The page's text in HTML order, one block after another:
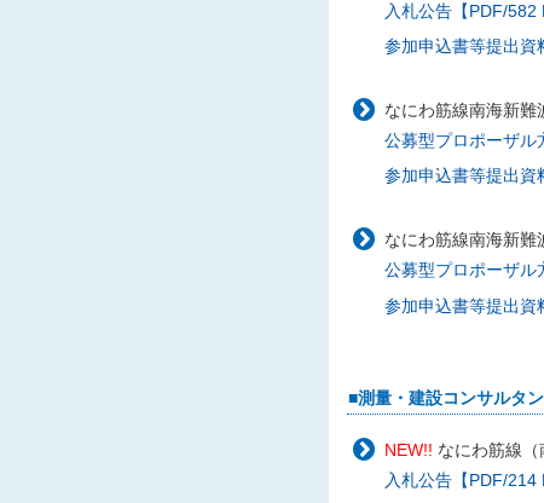
入札公告【PDF/582
参加申込書等提出資
なにわ筋線南海新
公募型プロポーザル
参加申込書等提出資
なにわ筋線南海新
公募型プロポーザル
参加申込書等提出資
■測量・建設コンサルタ
NEW!! なにわ筋線（
入札公告【PDF/214